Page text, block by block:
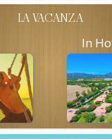
LA VACANZA
In